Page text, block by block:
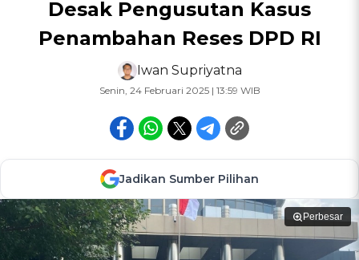
Desak Pengusutan Kasus
Penambahan Reses DPD RI
Iwan Supriyatna
Senin, 24 Februari 2025 | 13:59 WIB
Jadikan Sumber Pilihan
Perbesar